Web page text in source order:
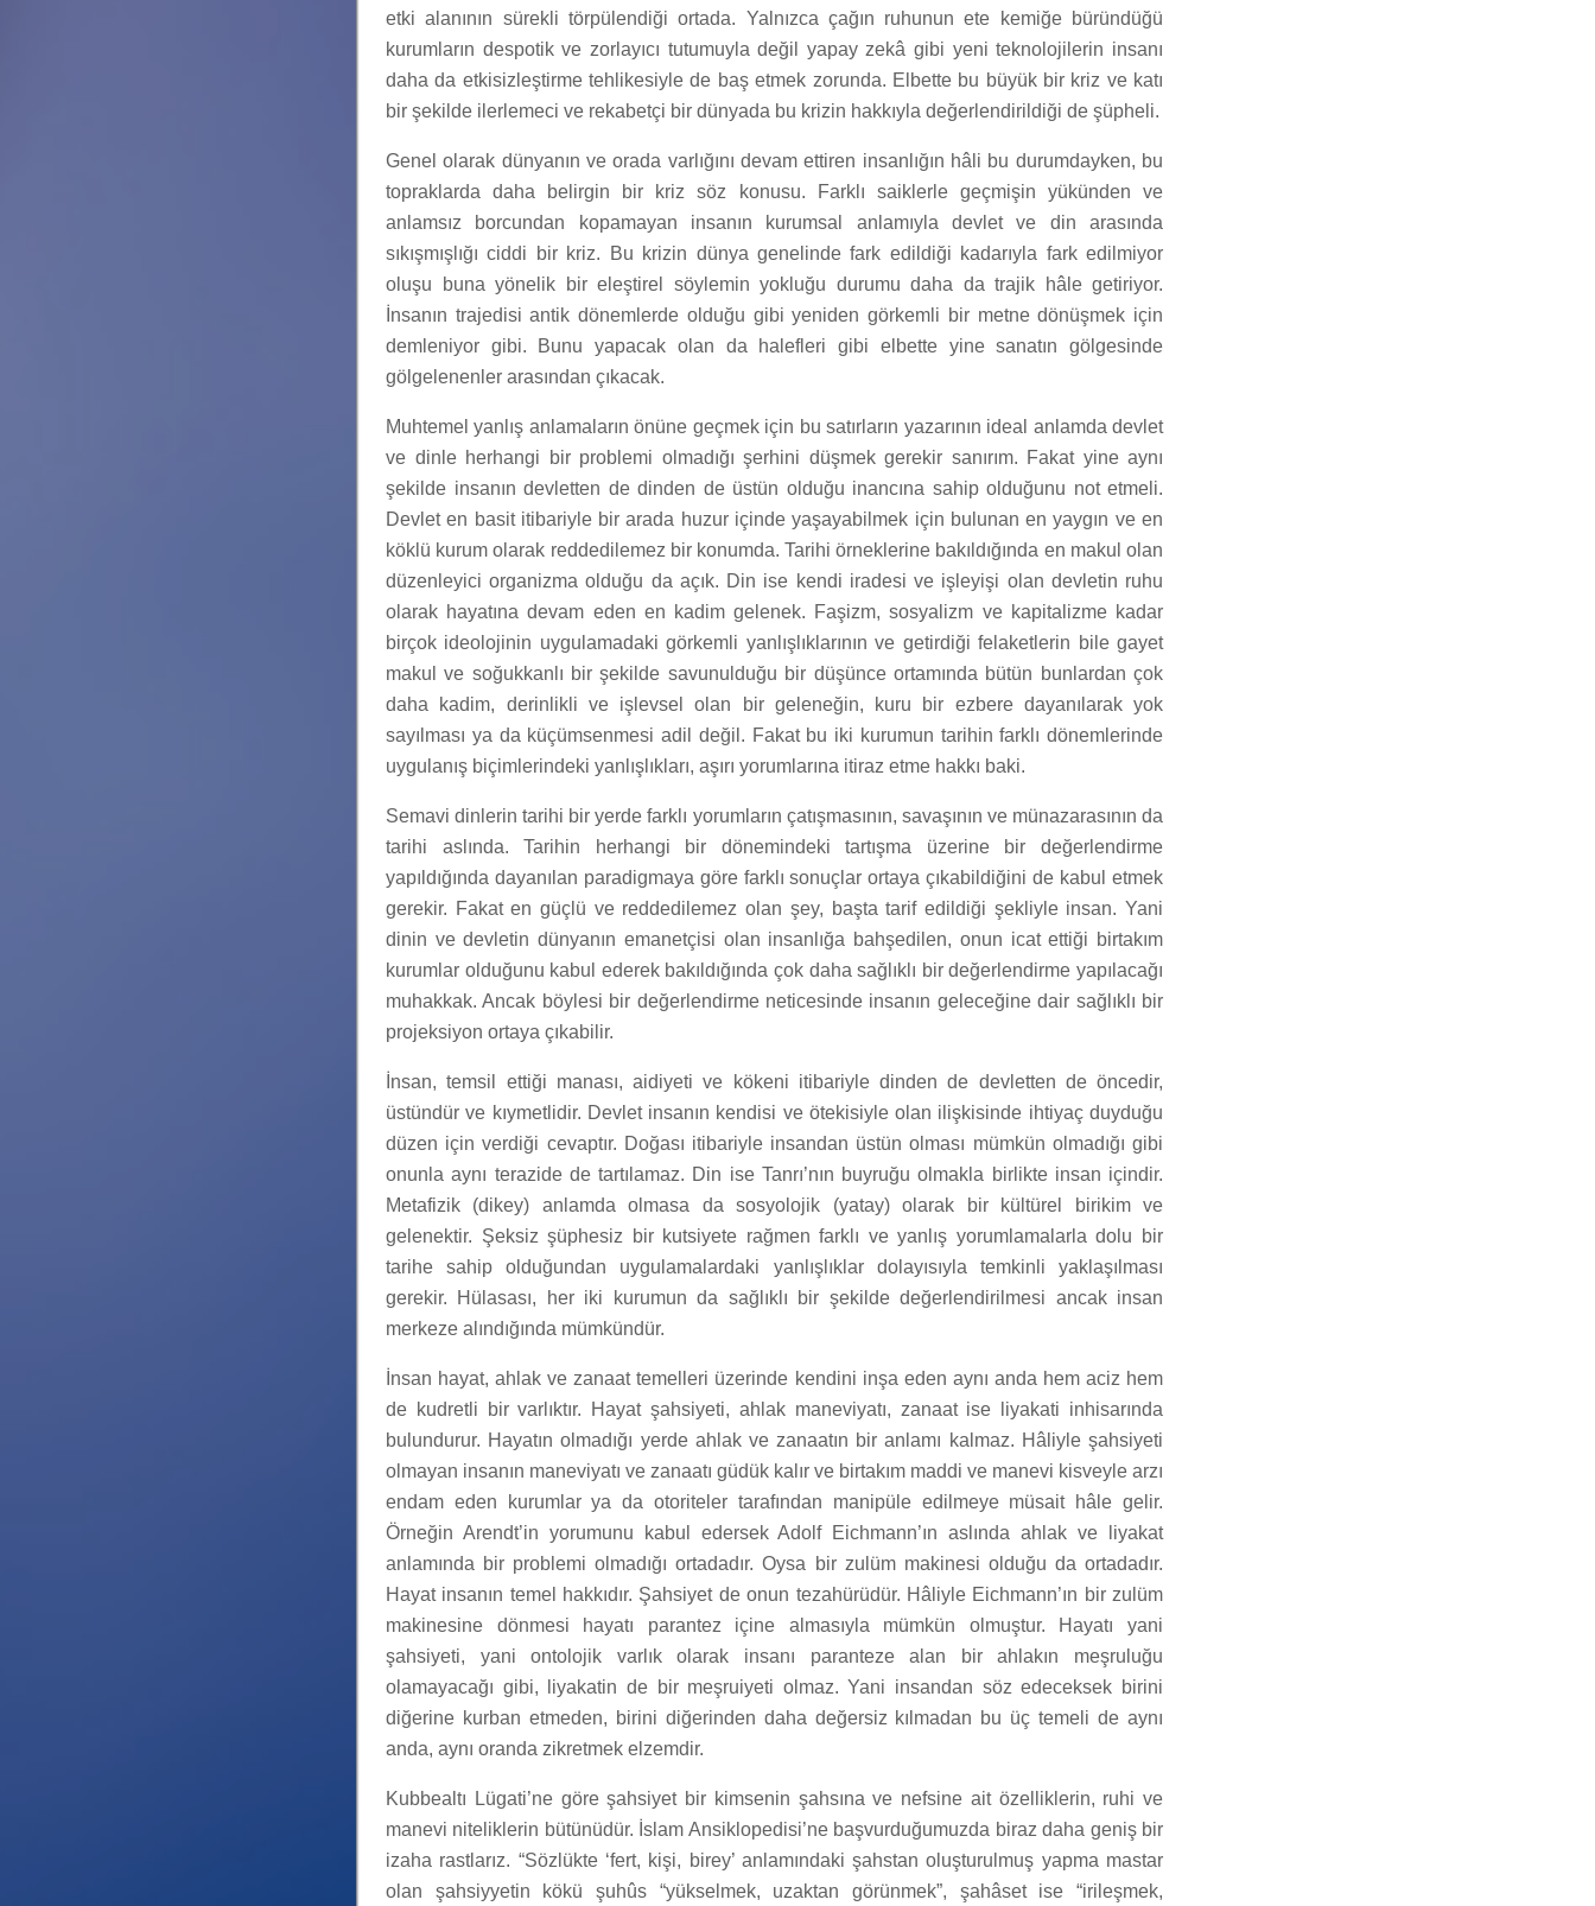
etki alanının sürekli törpülendiği ortada. Yalnızca çağın ruhunun ete kemiğe büründüğü
kurumların despotik ve zorlayıcı tutumuyla değil yapay zekâ gibi yeni teknolojilerin insanı
daha da etkisizleştirme tehlikesiyle de baş etmek zorunda. Elbette bu büyük bir kriz ve katı
bir şekilde ilerlemeci ve rekabetçi bir dünyada bu krizin hakkıyla değerlendirildiği de şüpheli.
Genel olarak dünyanın ve orada varlığını devam ettiren insanlığın hâli bu durumdayken, bu
topraklarda daha belirgin bir kriz söz konusu. Farklı saiklerle geçmişin yükünden ve
anlamsız borcundan kopamayan insanın kurumsal anlamıyla devlet ve din arasında
sıkışmışlığı ciddi bir kriz. Bu krizin dünya genelinde fark edildiği kadarıyla fark edilmiyor
oluşu buna yönelik bir eleştirel söylemin yokluğu durumu daha da trajik hâle getiriyor.
İnsanın trajedisi antik dönemlerde olduğu gibi yeniden görkemli bir metne dönüşmek için
demleniyor gibi. Bunu yapacak olan da halefleri gibi elbette yine sanatın gölgesinde
gölgelenenler arasından çıkacak.
Muhtemel yanlış anlamaların önüne geçmek için bu satırların yazarının ideal anlamda devlet
ve dinle herhangi bir problemi olmadığı şerhini düşmek gerekir sanırım. Fakat yine aynı
şekilde insanın devletten de dinden de üstün olduğu inancına sahip olduğunu not etmeli.
Devlet en basit itibariyle bir arada huzur içinde yaşayabilmek için bulunan en yaygın ve en
köklü kurum olarak reddedilemez bir konumda. Tarihi örneklerine bakıldığında en makul olan
düzenleyici organizma olduğu da açık. Din ise kendi iradesi ve işleyişi olan devletin ruhu
olarak hayatına devam eden en kadim gelenek. Faşizm, sosyalizm ve kapitalizme kadar
birçok ideolojinin uygulamadaki görkemli yanlışlıklarının ve getirdiği felaketlerin bile gayet
makul ve soğukkanlı bir şekilde savunulduğu bir düşünce ortamında bütün bunlardan çok
daha kadim, derinlikli ve işlevsel olan bir geleneğin, kuru bir ezbere dayanılarak yok
sayılması ya da küçümsenmesi adil değil. Fakat bu iki kurumun tarihin farklı dönemlerinde
uygulanış biçimlerindeki yanlışlıkları, aşırı yorumlarına itiraz etme hakkı baki.
Semavi dinlerin tarihi bir yerde farklı yorumların çatışmasının, savaşının ve münazarasının da
tarihi aslında. Tarihin herhangi bir dönemindeki tartışma üzerine bir değerlendirme
yapıldığında dayanılan paradigmaya göre farklı sonuçlar ortaya çıkabildiğini de kabul etmek
gerekir. Fakat en güçlü ve reddedilemez olan şey, başta tarif edildiği şekliyle insan. Yani
dinin ve devletin dünyanın emanetçisi olan insanlığa bahşedilen, onun icat ettiği birtakım
kurumlar olduğunu kabul ederek bakıldığında çok daha sağlıklı bir değerlendirme yapılacağı
muhakkak. Ancak böylesi bir değerlendirme neticesinde insanın geleceğine dair sağlıklı bir
projeksiyon ortaya çıkabilir.
İnsan, temsil ettiği manası, aidiyeti ve kökeni itibariyle dinden de devletten de öncedir,
üstündür ve kıymetlidir. Devlet insanın kendisi ve ötekisiyle olan ilişkisinde ihtiyaç duyduğu
düzen için verdiği cevaptır. Doğası itibariyle insandan üstün olması mümkün olmadığı gibi
onunla aynı terazide de tartılamaz. Din ise Tanrı’nın buyruğu olmakla birlikte insan içindir.
Metafizik (dikey) anlamda olmasa da sosyolojik (yatay) olarak bir kültürel birikim ve
gelenektir. Şeksiz şüphesiz bir kutsiyete rağmen farklı ve yanlış yorumlamalarla dolu bir
tarihe sahip olduğundan uygulamalardaki yanlışlıklar dolayısıyla temkinli yaklaşılması
gerekir. Hülasası, her iki kurumun da sağlıklı bir şekilde değerlendirilmesi ancak insan
merkeze alındığında mümkündür.
İnsan hayat, ahlak ve zanaat temelleri üzerinde kendini inşa eden aynı anda hem aciz hem
de kudretli bir varlıktır. Hayat şahsiyeti, ahlak maneviyatı, zanaat ise liyakati inhisarında
bulundurur. Hayatın olmadığı yerde ahlak ve zanaatın bir anlamı kalmaz. Hâliyle şahsiyeti
olmayan insanın maneviyatı ve zanaatı güdük kalır ve birtakım maddi ve manevi kisveyle arzı
endam eden kurumlar ya da otoriteler tarafından manipüle edilmeye müsait hâle gelir.
Örneğin Arendt’in yorumunu kabul edersek Adolf Eichmann’ın aslında ahlak ve liyakat
anlamında bir problemi olmadığı ortadadır. Oysa bir zulüm makinesi olduğu da ortadadır.
Hayat insanın temel hakkıdır. Şahsiyet de onun tezahürüdür. Hâliyle Eichmann’ın bir zulüm
makinesine dönmesi hayatı parantez içine almasıyla mümkün olmuştur. Hayatı yani
şahsiyeti, yani ontolojik varlık olarak insanı paranteze alan bir ahlakın meşruluğu
olamayacağı gibi, liyakatin de bir meşruiyeti olmaz. Yani insandan söz edeceksek birini
diğerine kurban etmeden, birini diğerinden daha değersiz kılmadan bu üç temeli de aynı
anda, aynı oranda zikretmek elzemdir.
Kubbealtı Lügati’ne göre şahsiyet bir kimsenin şahsına ve nefsine ait özelliklerin, ruhi ve
manevi niteliklerin bütünüdür. İslam Ansiklopedisi’ne başvurduğumuzda biraz daha geniş bir
izaha rastlarız. “Sözlükte ‘fert, kişi, birey’ anlamındaki şahstan oluşturulmuş yapma mastar
olan şahsiyyetin kökü şuhûs “yükselmek, uzaktan görünmek”, şahâset ise “irileşmek,